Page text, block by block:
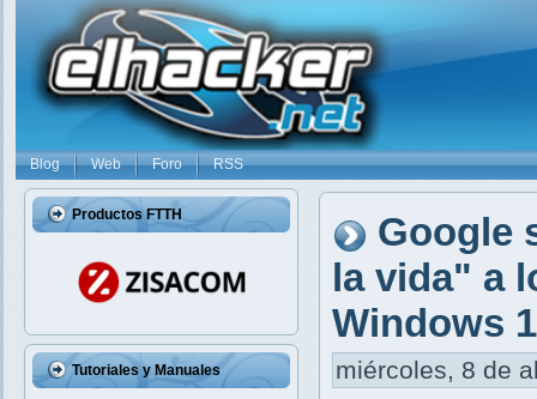
Blog Web Foro RSS
Productos FTTH
Tutoriales y Manuales
Google
la vida" a
Windows
miércoles, 8 de